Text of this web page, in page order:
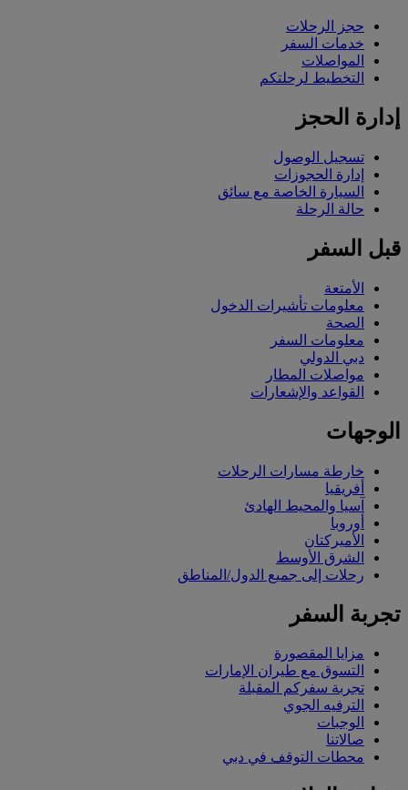
حجز الرحلات
خدمات السفر
المواصلات
التخطيط لرحلتكم
إدارة الحجز
تسجيل الوصول
إدارة الحجوزات
السيارة الخاصة مع سائق
حالة الرحلة
قبل السفر
الأمتعة
معلومات تأشيرات الدخول
الصحة
معلومات السفر
دبي الدولي
مواصلات المطار
القواعد والإشعارات
الوجهات
خارطة مسارات الرحلات
أفريقيا
آسيا والمحيط الهادئ
أوروبا
الأميركتان
الشرق الأوسط
رحلات إلى جميع الدول/المناطق
تجربة السفر
مزايا المقصورة
التسوق مع طيران الإمارات
تجربة سفركم المقبلة
الترفيه الجوي
الوجبات
صالاتنا
محطات التوقف في دبي